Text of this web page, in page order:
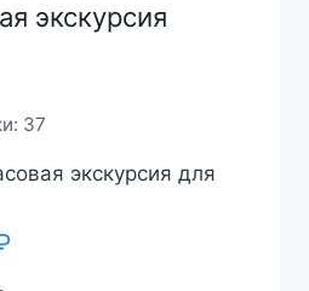
экскурсия
37
экскурсия для